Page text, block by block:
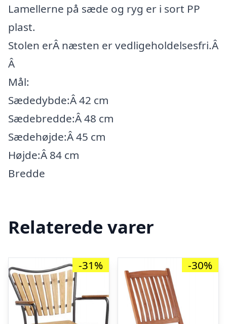
Lamellerne på sæde og ryg er i sort PP
plast.
Stolen erÂ næsten er vedligeholdelsesfri.Â
Â
Mål:
Sædedybde:Â 42 cm
Sædebredde:Â 48 cm
Sædehøjde:Â 45 cm
Højde:Â 84 cm
Bredde
Relaterede varer
-31% -30%